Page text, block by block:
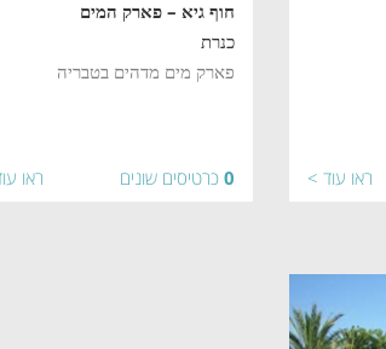
ראו עוד >
חוף גיא – פארק המים
כנרת
פארק מים מדהים בטבריה
0 כרטיסים שונים ראו